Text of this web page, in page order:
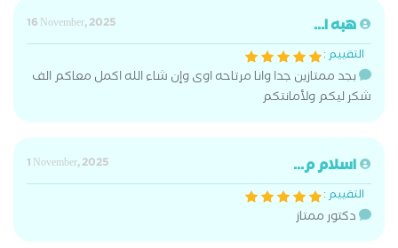
هبه ا...
16 November, 2025
التقييم :
بجد ممتازين جدا وانا مرتاحه اوى وإن شاء الله اكمل معاكم الف
شكر ليكم ولأمانتكم
اسلام م...
1 November, 2025
التقييم :
دكتور ممتاز